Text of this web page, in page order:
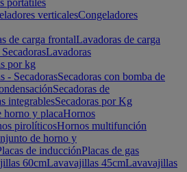
portátiles
verticalesCongeladores
de carga frontalLavadoras de carga
Lavadoras
por kg
- SecadorasSecadoras con bomba de
Secadoras de
integrablesSecadoras por Kg
horno y placaHornos
pirolíticosHornos multifunción
de horno y
de inducciónPlacas de gas
60cmLavavajillas 45cmLavavajillas